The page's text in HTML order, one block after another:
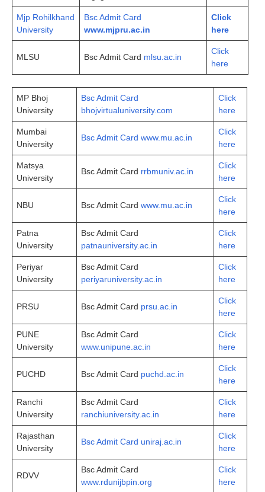
Mjp Rohilkhand
University
Bsc Admit Card
www.mjpru.ac.in
Click
here
MLSU Bsc Admit Card mlsu.ac.in
Click
here
MP Bhoj
University
Bsc Admit Card
bhojvirtualuniversity.com
Click
here
Mumbai
University
Bsc Admit Card www.mu.ac.in
Click
here
Matsya
University
Bsc Admit Card rrbmuniv.ac.in
Click
here
NBU Bsc Admit Card www.mu.ac.in
Click
here
Patna
University
Bsc Admit Card
patnauniversity.ac.in
Click
here
Periyar
University
Bsc Admit Card
periyaruniversity.ac.in
Click
here
PRSU Bsc Admit Card prsu.ac.in
Click
here
PUNE
University
Bsc Admit Card
www.unipune.ac.in
Click
here
PUCHD Bsc Admit Card puchd.ac.in
Click
here
Ranchi
University
Bsc Admit Card
ranchiuniversity.ac.in
Click
here
Rajasthan
University
Bsc Admit Card uniraj.ac.in
Click
here
RDVV
Bsc Admit Card
www.rdunijbpin.org
Click
here